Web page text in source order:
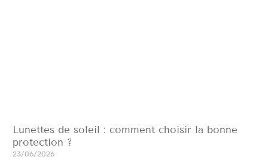
Lunettes de soleil : comment choisir la bonne
protection ?
23/06/2026